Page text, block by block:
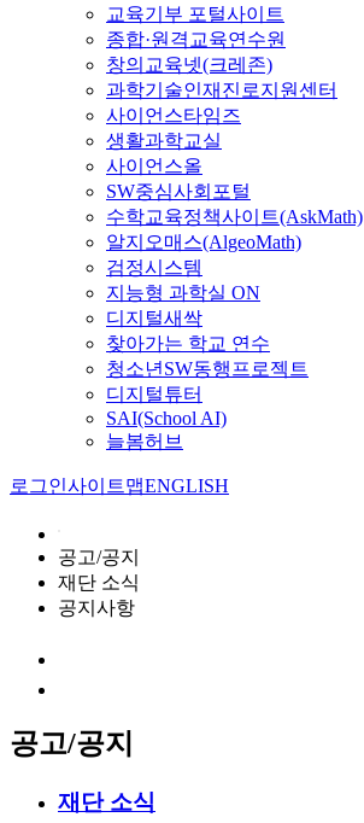
교육기부 포털사이트
종합·원격교육연수원
창의교육넷(크레존)
과학기술인재진로지원센터
사이언스타임즈
생활과학교실
사이언스올
SW중심사회포털
수학교육정책사이트(AskMath)
알지오매스(AlgeoMath)
검정시스템
지능형 과학실 ON
디지털새싹
찾아가는 학교 연수
청소년SW동행프로젝트
디지털튜터
SAI(School AI)
늘봄허브
로그인사이트맵ENGLISH
공고/공지
재단 소식
공지사항
공고/공지
재단 소식